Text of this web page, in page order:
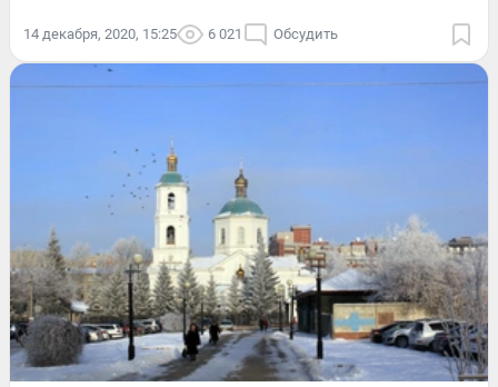
14 декабря, 2020, 15:25 6 021 Обсудить